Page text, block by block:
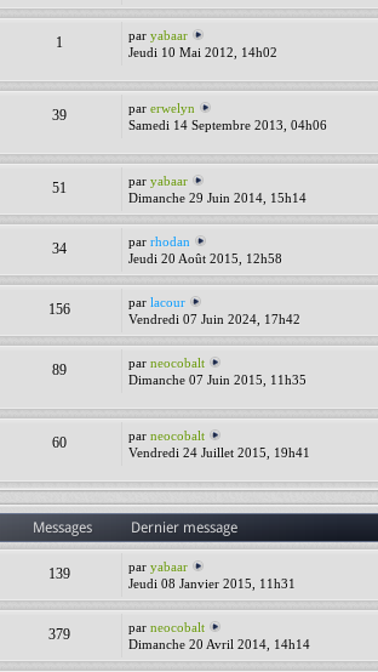
1 paryabaar
Jeudi 10 Mai 2012, 14h02
39 parerwelyn
Samedi 14 Septembre 2013, 04h06
51 paryabaar
Dimanche 29 Juin 2014, 15h14
34 parrhodan
Jeudi 20 Août 2015, 12h58
156 parlacour
Vendredi 07 Juin 2024, 17h42
89 parneocobalt
Dimanche 07 Juin 2015, 11h35
60 parneocobalt
Vendredi 24 Juillet 2015, 19h41
Messages Dernier message
139 paryabaar
Jeudi 08 Janvier 2015, 11h31
379 parneocobalt
Dimanche 20 Avril 2014, 14h14